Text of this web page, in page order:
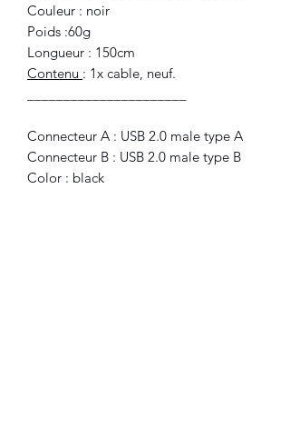
Couleur : noir
Poids :60g
Longueur : 150cm
Contenu : 1x cable, neuf.
Connecteur A : USB 2.0 male type A
Connecteur B : USB 2.0 male type B
Color : black